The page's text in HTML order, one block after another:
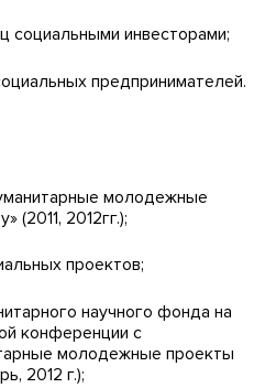
социальными инвесторами;
предпринимателей.
молодежные
(2011, 2012гг.);
проектов;
научного фонда на
конференции с
молодежные проекты
2012 г.);